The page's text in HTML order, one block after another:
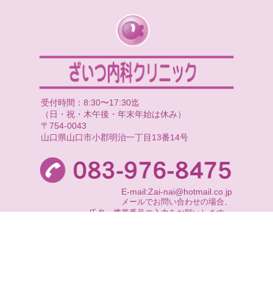
受付時間：8:30〜17:30迄
（日・祝・木午後・年末年始は休み）
〒754-0043
山口県山口市小郡明治一丁目13番14号
E-mail:Zai-nai@hotmail.co.jp
メールでお問い合わせの場合、
氏名・携帯番号の入力をお願いします。